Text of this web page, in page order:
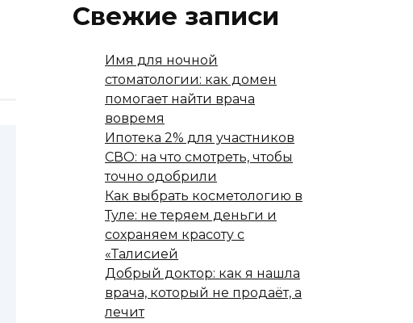
Свежие записи
Имя для ночной
стоматологии: как домен
помогает найти врача
вовремя
Ипотека 2% для участников
СВО: на что смотреть, чтобы
точно одобрили
Как выбрать косметологию в
Туле: не теряем деньги и
сохраняем красоту с
«Талисией
Добрый доктор: как я нашла
врача, который не продаёт, а
лечит